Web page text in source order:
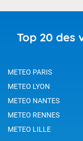
Top 20 des
METEO PARIS
METEO LYON
METEO NANTES
METEO RENNES
METEO LILLE